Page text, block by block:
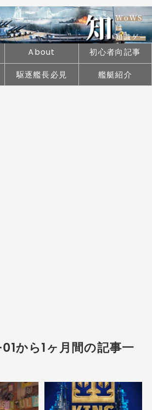
About
初心者向記事
駆逐艦長必見 艦艇紹介
から1ヶ月間の記事一